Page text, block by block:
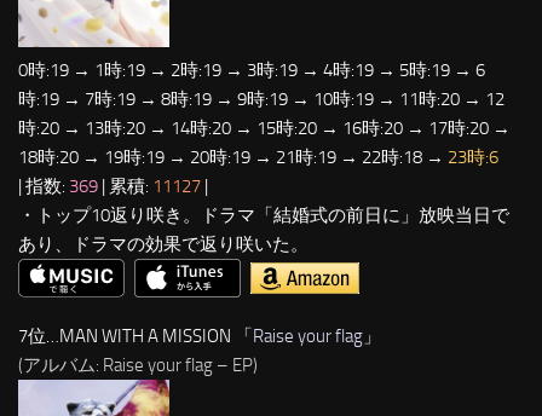
0時:19 → 1時:19 → 2時:19 → 3時:19 → 4時:19 → 5時:19 → 6
時:19 → 7時:19 → 8時:19 → 9時:19 → 10時:19 → 11時:20 → 12
時:20 → 13時:20 → 14時:20 → 15時:20 → 16時:20 → 17時:20 →
18時:20 → 19時:19 → 20時:19 → 21時:19 → 22時:18 → 23時:6
| 指数: 369 | 累積: 11127 |
・トップ10返り咲き。ドラマ「結婚式の前日に」放映当日で
あり、ドラマの効果で返り咲いた。
7位…MAN WITH A MISSION 「Raise your flag 」
(アルバム: Raise your flag – EP)